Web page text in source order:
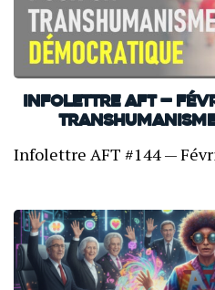
INFOLETTRE AFT —
Infolettre AFT #144 —